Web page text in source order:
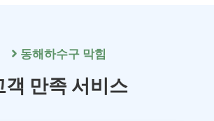
동해하수구 막힘
객 만족 서비스